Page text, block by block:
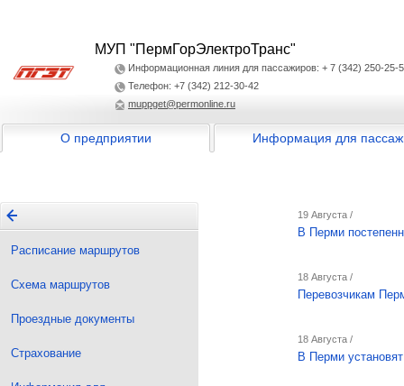
МУП "ПермГорЭлектроТранс"
Информационная линия для пассажиров: + 7 (342) 250-25-
Телефон: +7 (342) 212-30-42
muppget@permonline.ru
О предприятии Информация для
Расписание маршрутов
Схема маршрутов
Проездные документы
Страхование
19 Августа /
В Перми
18 Августа /
Перевозчикам
18 Августа /
В Перми